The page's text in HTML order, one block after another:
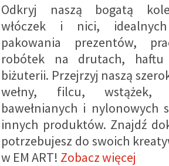
prawidłowe
działanie
strony
internetowej,
poprawić
komfort
z niej oraz,
za Państwa
zgodą,
analizować
ruch i
wyświetlać
bardziej
trafne treści
oraz
reklamy,
Odkryj naszą bogatą
włóczek i nici,
pakowania prezentów,
robótek na drutach, haftu
biżuterii. Przejrzyj naszą
wełny, filcu, wstążek,
bawełnianych i nylonowych
innych produktów. Znajdź
potrzebujesz do swoich
w EM ART! Zobacz więcej